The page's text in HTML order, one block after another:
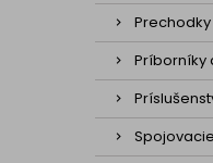
Príborníky